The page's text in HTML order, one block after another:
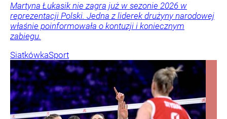
Martyna Łukasik nie zagra już w sezonie 2026 w
reprezentacji Polski. Jedna z liderek drużyny narodowej
właśnie poinformowała o kontuzji i koniecznym
zabiegu.
SiatkówkaSport